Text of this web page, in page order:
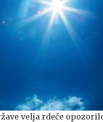
velja rdeče